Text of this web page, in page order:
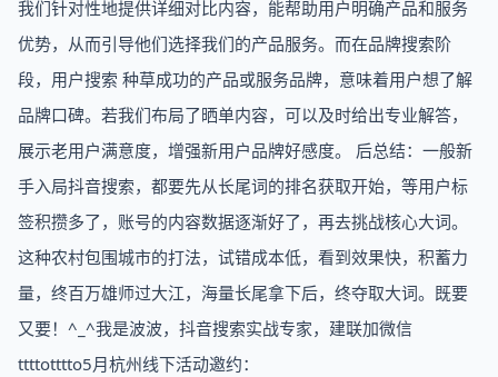
我们针对性地提供详细对比内容，能帮助用户明确产品和服务
优势，从而引导他们选择我们的产品服务。而在品牌搜索阶
段，用户搜索 种草成功的产品或服务品牌，意味着用户想了解
品牌口碑。若我们布局了晒单内容，可以及时给出专业解答，
展示老用户满意度，增强新用户品牌好感度。 后总结：一般新
手入局抖音搜索，都要先从长尾词的排名获取开始，等用户标
签积攒多了，账号的内容数据逐渐好了，再去挑战核心大词。
这种农村包围城市的打法，试错成本低，看到效果快，积蓄力
量，终百万雄师过大江，海量长尾拿下后，终夺取大词。既要
又要！^_^我是波波，抖音搜索实战专家，建联加微信
ttttotttto5月杭州线下活动邀约：